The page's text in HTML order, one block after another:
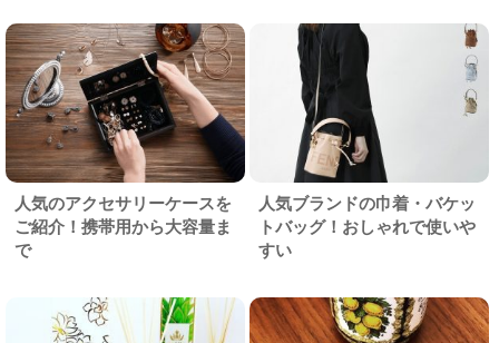
人気のアクセサリーケースを
ご紹介！携帯用から大容量ま
で
人気ブランドの巾着・バケッ
トバッグ！おしゃれで使いや
すい